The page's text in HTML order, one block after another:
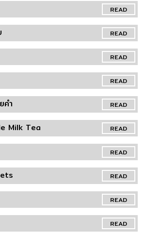
READ
READ
READ
READ
READ
คำ
READ
Milk Tea
READ
READ
READ
READ